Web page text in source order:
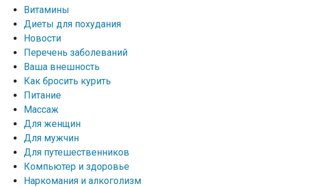
Витамины
Диеты для похудания
Новости
Перечень заболеваний
Ваша внешность
Как бросить курить
Питание
Массаж
Для женщин
Для мужчин
Для путешественников
Компьютер и здоровье
Наркомания и алкоголизм